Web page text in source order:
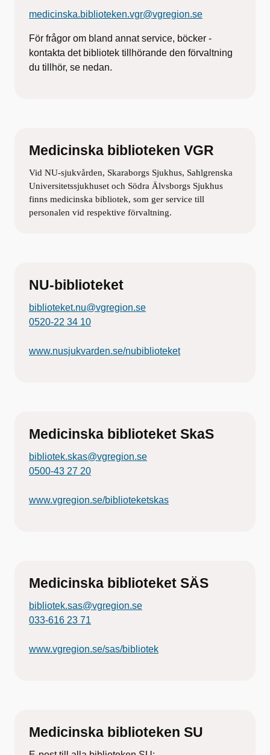
medicinska.biblioteken.vgr@vgregion.se
För frågor om bland annat service, böcker -
kontakta det bibliotek tillhörande den förvaltning
du tillhör, se nedan.
Medicinska biblioteken VGR
Vid NU-sjukvården, Skaraborgs Sjukhus, Sahlgrenska
Universitetssjukhuset och Södra Älvsborgs Sjukhus
finns medicinska bibliotek, som ger service till
personalen vid respektive förvaltning.
NU-biblioteket
biblioteket.nu@vgregion.se
0520-22 34 10
www.nusjukvarden.se/nubiblioteket
Medicinska biblioteket SkaS
bibliotek.skas@vgregion.se
0500-43 27 20
www.vgregion.se/biblioteketskas
Medicinska biblioteket SÄS
bibliotek.sas@vgregion.se
033-616 23 71
www.vgregion.se/sas/bibliotek
Medicinska biblioteken SU